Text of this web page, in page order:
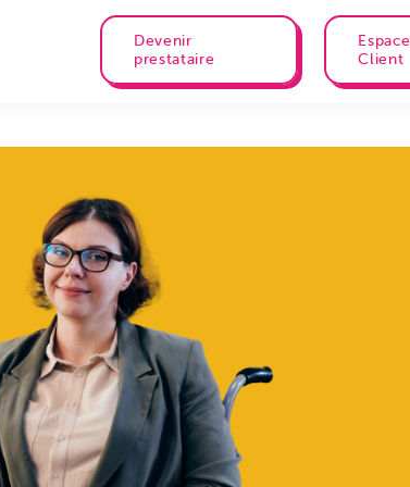
Devenir
prestataire
Espace
Client